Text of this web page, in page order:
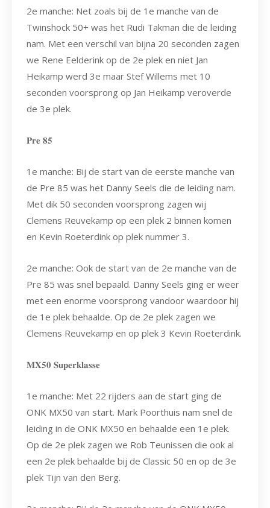
2e manche: Net zoals bij de 1e manche van de
Twinshock 50+ was het Rudi Takman die de leiding
nam. Met een verschil van bijna 20 seconden zagen
we Rene Eelderink op de 2e plek en niet Jan
Heikamp werd 3e maar Stef Willems met 10
seconden voorsprong op Jan Heikamp veroverde
de 3e plek.
𝐏𝐫𝐞 𝟖𝟓
1e manche: Bij de start van de eerste manche van
de Pre 85 was het Danny Seels die de leiding nam.
Met dik 50 seconden voorsprong zagen wij
Clemens Reuvekamp op een plek 2 binnen komen
en Kevin Roeterdink op plek nummer 3.
2e manche: Ook de start van de 2e manche van de
Pre 85 was snel bepaald. Danny Seels ging er weer
met een enorme voorsprong vandoor waardoor hij
de 1e plek behaalde. Op de 2e plek zagen we
Clemens Reuvekamp en op plek 3 Kevin Roeterdink.
𝐌𝐗𝟓𝟎 𝐒𝐮𝐩𝐞𝐫𝐤𝐥𝐚𝐬𝐬𝐞
1e manche: Met 22 rijders aan de start ging de
ONK MX50 van start. Mark Poorthuis nam snel de
leiding in de ONK MX50 en behaalde een 1e plek.
Op de 2e plek zagen we Rob Teunissen die ook al
een 2e plek behaalde bij de Classic 50 en op de 3e
plek Tijn van den Berg.